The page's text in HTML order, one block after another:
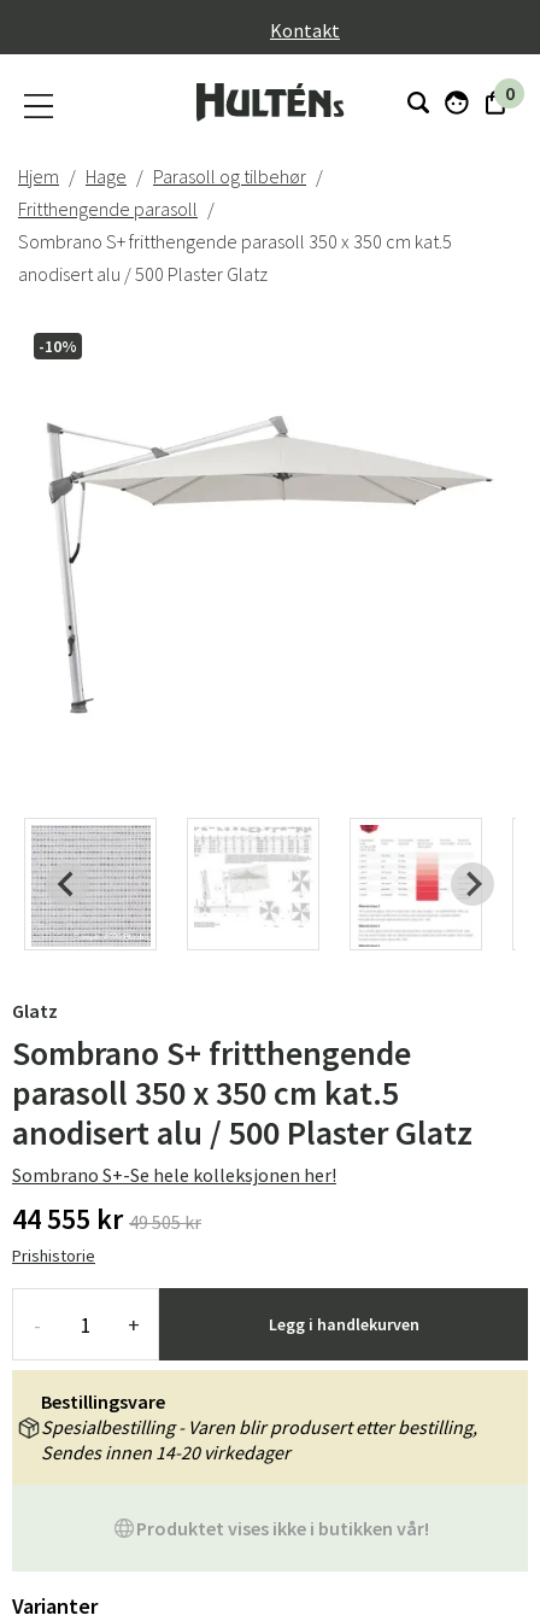
Kontakt
0
Hjem Hage
Parasoll og tilbehør
Fritthengende parasoll
Sombrano S+ fritthengende parasoll 350 x 350 cm kat.5
anodisert alu / 500 Plaster Glatz
-10%
Glatz
Sombrano S+ fritthengende
parasoll 350 x 350 cm kat.5
anodisert alu / 500 Plaster Glatz
Sombrano S+-Se hele kolleksjonen her!
44 555 kr 49 505 kr
Prishistorie
- + Legg i handlekurven
Produktet vises ikke i butikken vår!
Bestillingsvare
Spesialbestilling - Varen blir produsert etter bestilling,
Sendes innen 14-20 virkedager
Varianter